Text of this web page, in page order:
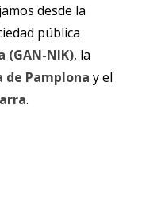
desde la
pública
(GAN-NIK), la
de Pamplona y el
.